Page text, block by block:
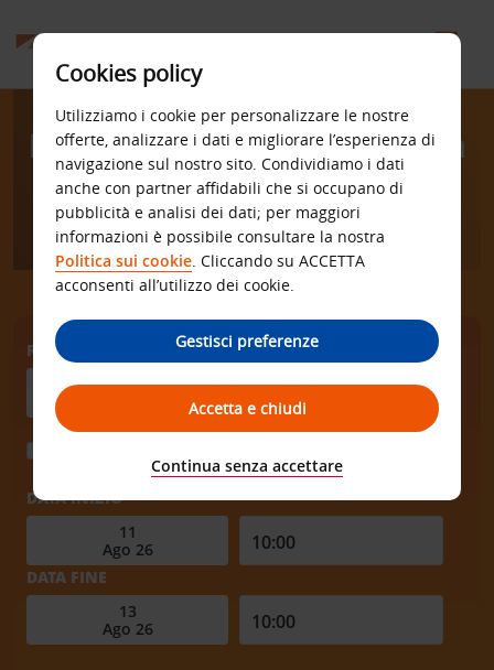
Noleggia un’auto. Viaggia
in libertà.
RITIRA DA
DATA INIZIO
DATA FINE
Cookies policy
Utilizziamo i cookie per personalizzare le nostre
offerte, analizzare i dati e migliorare l’esperienza di
navigazione sul nostro sito. Condividiamo i dati
anche con partner affidabili che si occupano di
pubblicità e analisi dei dati; per maggiori
informazioni è possibile consultare la nostra
Politica sui cookie. Cliccando su ACCETTA
acconsenti all’utilizzo dei cookie.
Gestisci preferenze
Accetta e chiudi
Continua senza accettare